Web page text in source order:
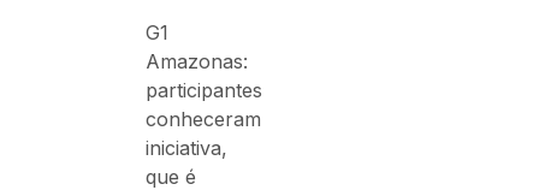
G1
Amazonas:
participantes
conheceram
iniciativa,
que é